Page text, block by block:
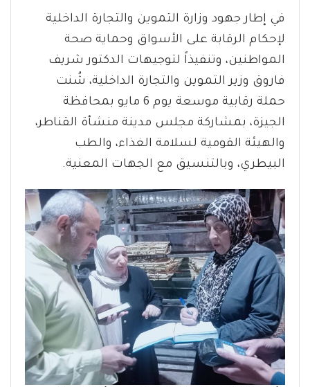
في إطار جهود وزارة التموين والتجارة الداخلية
لإحكام الرقابة على الأسواق وحماية صحة
المواطنين، وتنفيذاً لتوجيهات الدكتور شريف
فاروق وزير التموين والتجارة الداخلية، شُنت
حملة رقابية موسعة يوم 6 مايو بمحافظة
الجيزة، بمشاركة مجلس مدينة منشأة القناطر،
والهيئة القومية لسلامة الغذاء، والطب
البيطري، وبالتنسيق مع الجهات المعنية.